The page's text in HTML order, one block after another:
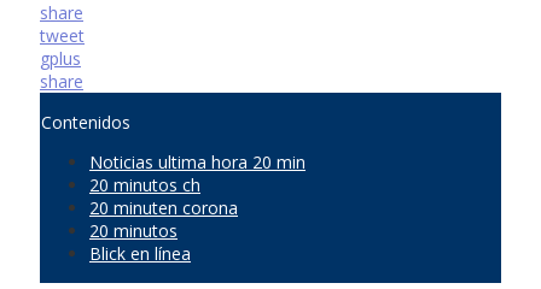
share
tweet
gplus
share
Contenidos
Noticias ultima hora 20 min
20 minutos ch
20 minuten corona
20 minutos
Blick en línea